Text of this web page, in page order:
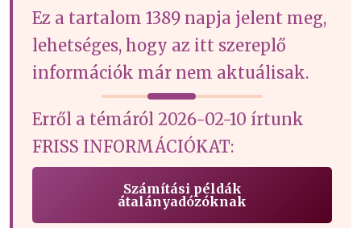
Ez a tartalom 1389 napja jelent meg,
lehetséges, hogy az itt szereplő
információk már nem aktuálisak.
Erről a témáról 2026-02-10 írtunk
FRISS INFORMÁCIÓKAT:
Számítási példák
átalányadózóknak